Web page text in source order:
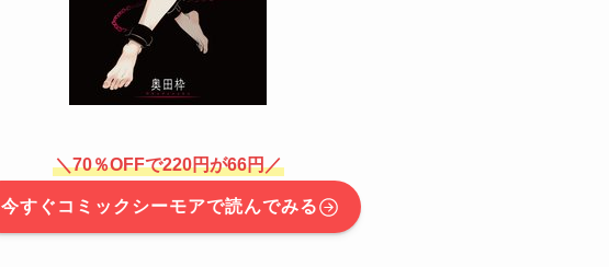
＼70％OFFで220円が66円／
今すぐコミックシーモアで読んでみる